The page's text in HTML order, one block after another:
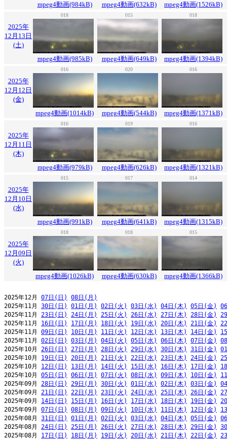
mpeg4動画(984kB)
mpeg4動画(632kB) mpeg4動画(1526kB)
018 015 018
2025年
12月13日
(土)
mpeg4動画(985kB)
mpeg4動画(649kB) mpeg4動画(1394kB)
016 020 016
2025年
12月12日
(金)
mpeg4動画(1014kB)
mpeg4動画(544kB) mpeg4動画(1371kB)
016 019 016
2025年
12月11日
(木)
mpeg4動画(979kB)
mpeg4動画(626kB) mpeg4動画(1321kB)
015 017 014
2025年
12月10日
(水)
mpeg4動画(991kB)
mpeg4動画(641kB) mpeg4動画(1315kB)
018 018 015
2025年
12月09日
(火)
mpeg4動画(1026kB)
mpeg4動画(630kB) mpeg4動画(1366kB)
2025年12月 07日(日)
08日(月)
2025年11月 30日(日) 01日(月) 02日(火) 03日(水) 04日(木) 05日(金)
2025年11月 23日(日) 24日(月) 25日(火) 26日(水) 27日(木) 28日(金)
2025年11月 16日(日) 17日(月) 18日(火) 19日(水) 20日(木) 21日(金)
2025年11月 09日(日) 10日(月) 11日(火) 12日(水) 13日(木) 14日(金)
2025年11月 02日(日) 03日(月) 04日(火) 05日(水) 06日(木) 07日(金)
2025年10月 26日(日) 27日(月) 28日(火) 29日(水) 30日(木) 31日(金)
2025年10月 19日(日) 20日(月) 21日(火) 22日(水) 23日(木) 24日(金)
2025年10月 12日(日) 13日(月) 14日(火) 15日(水) 16日(木) 17日(金)
2025年10月 05日(日) 06日(月) 07日(火) 08日(水) 09日(木) 10日(金)
2025年09月 28日(日) 29日(月) 30日(火) 01日(水) 02日(木) 03日(金)
2025年09月 21日(日) 22日(月) 23日(火) 24日(水) 25日(木) 26日(金)
2025年09月 14日(日) 15日(月) 16日(火) 17日(水) 18日(木) 19日(金)
2025年09月 07日(日) 08日(月) 09日(火) 10日(水) 11日(木) 12日(金)
2025年08月 31日(日) 01日(月) 02日(火) 03日(水) 04日(木) 05日(金)
2025年08月 24日(日) 25日(月) 26日(火) 27日(水) 28日(木) 29日(金)
2025年08月 17日(日) 18日(月) 19日(火) 20日(水) 21日(木) 22日(金)